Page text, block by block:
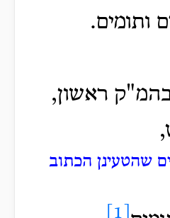
ותומים.
ראשון,
שהטעינן הכתוב